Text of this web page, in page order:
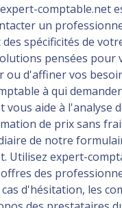
comptable.net
un
spécificités de
pensées pour
ou d'affiner vos
à qui
vous aide à l'analyse
de prix sans
de notre
Utilisez expert-
des
cas d'hésitation, les